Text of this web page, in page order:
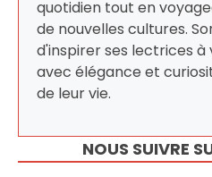
quotidien tout en
de nouvelles cultures.
d'inspirer ses lectrices
avec élégance et
de leur vie.
NOUS SUIVRE